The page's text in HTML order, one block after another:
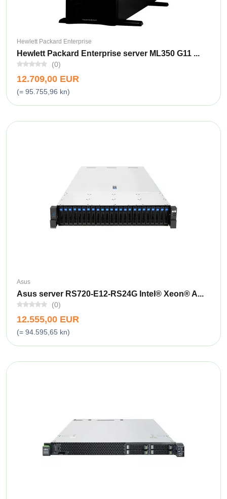
Hewlett Packard Enterprise
Hewlett Packard Enterprise server ML350 G11 ...
(0)
12.709,00 EUR
(= 95.755,96 kn)
Asus
Asus server RS720-E12-RS24G Intel® Xeon® A...
(0)
12.555,00 EUR
(= 94.595,65 kn)